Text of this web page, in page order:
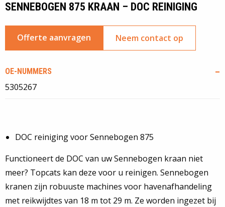
SENNEBOGEN 875 KRAAN – DOC REINIGING
Offerte aanvragen Neem contact op
OE-NUMMERS
5305267
DOC reiniging voor Sennebogen 875
Functioneert de DOC van uw Sennebogen kraan niet
meer? Topcats kan deze voor u reinigen. Sennebogen
kranen zijn robuuste machines voor havenafhandeling
met reikwijdtes van 18 m tot 29 m. Ze worden ingezet bij